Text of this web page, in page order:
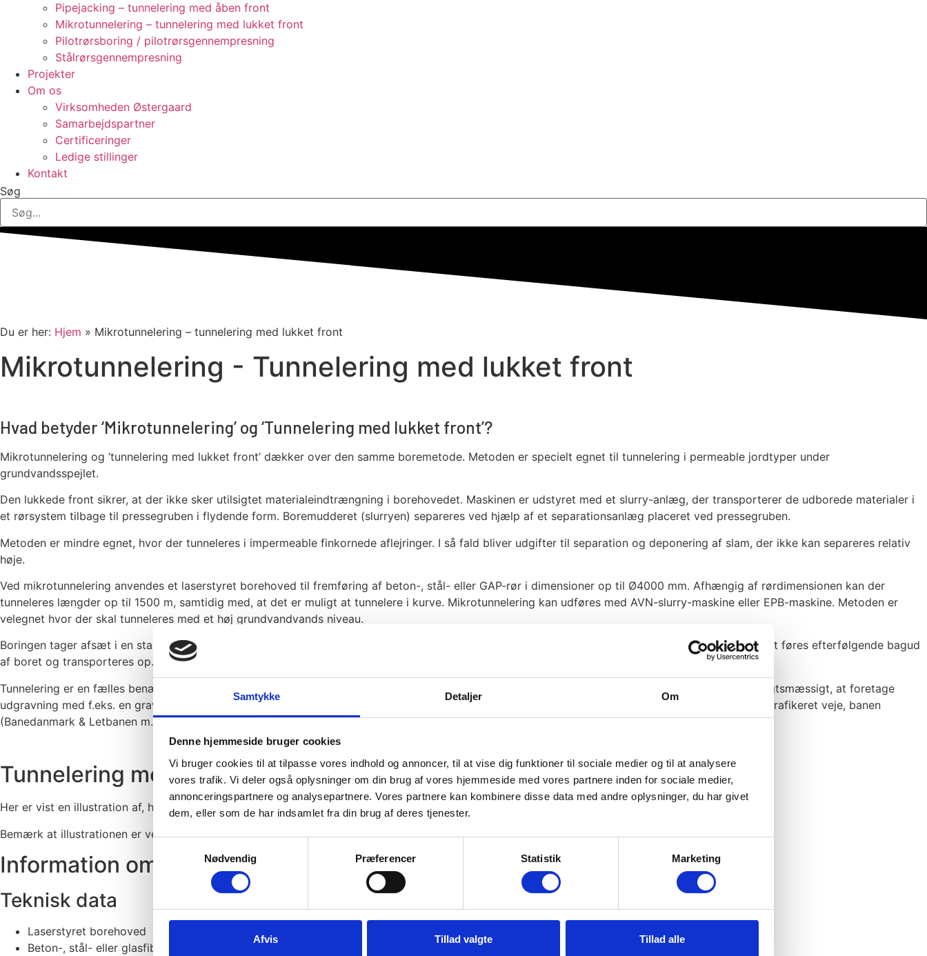
Samtykke Detaljer Om
Denne hjemmeside bruger cookies
Vi bruger cookies til at tilpasse vores indhold og annoncer, til at vise dig funktioner til sociale medier og til at analysere
vores trafik. Vi deler også oplysninger om din brug af vores hjemmeside med vores partnere inden for sociale medier,
annonceringspartnere og analysepartnere. Vores partnere kan kombinere disse data med andre oplysninger, du har givet
dem, eller som de har indsamlet fra din brug af deres tjenester.
Nødvendig
Præferencer Statistik Marketing
Afvis Tillad valgte Tillad alle
Pipejacking – tunnelering med åben front
Mikrotunnelering – tunnelering med lukket front
Pilotrørsboring / pilotrørsgennempresning
Stålrørsgennempresning
Projekter
Om os
Virksomheden Østergaard
Samarbejdspartner
Certificeringer
Ledige stillinger
Kontakt
Søg
Du er her: Hjem » Mikrotunnelering – tunnelering med lukket front
Mikrotunnelering - Tunnelering med lukket front
Hvad betyder ‘Mikrotunnelering’ og ‘Tunnelering med lukket front’?
Mikrotunnelering og ‘tunnelering med lukket front’ dækker over den samme boremetode. Metoden er specielt egnet til tunnelering i permeable jordtyper under
grundvandsspejlet.
Den lukkede front sikrer, at der ikke sker utilsigtet materialeindtrængning i borehovedet. Maskinen er udstyret med et slurry-anlæg, der transporterer de udborede materialer i
et rørsystem tilbage til pressegruben i flydende form. Boremudderet (slurryen) separeres ved hjælp af et separationsanlæg placeret ved pressegruben.
Metoden er mindre egnet, hvor der tunneleres i impermeable finkornede aflejringer. I så fald bliver udgifter til separation og deponering af slam, der ikke kan separeres relativ
høje.
Ved mikrotunnelering anvendes et laserstyret borehoved til fremføring af beton-, stål- eller GAP-rør i dimensioner op til Ø4000 mm. Afhængig af rørdimensionen kan der
tunneleres længder op til 1500 m, samtidig med, at det er muligt at tunnelere i kurve. Mikrotunnelering kan udføres med AVN-slurry-maskine eller EPB-maskine. Metoden er
velegnet hvor der skal tunneleres med et høj grundvandvands niveau.
Boringen tager afsæt i en startgrube, hvorfra boret via hydraulik indpresses i materialet, mens et roterende borehoved løsriver materialet. Materialet føres efterfølgende bagud
af boret og transporteres op. Ved endt gennemboring afmonteres og fjernes borehovedet via en modtagegrube eller -brønd.
Tunnelering er en fælles benævnelse for styrbare metoder i større dimensioner og anvendes ofte i de situationer, hvor det ikke er muligt eller hensigtsmæssigt, at foretage
udgravning med f.eks. en gravemaskine. Metoden kan med fordel anvendes til krydsning af særlig naturfølsomme områder, vandløb, fjor, fredskov trafikeret veje, banen
(Banedanmark & Letbanen m.fl.) samt i byer hvor der ikke ønskes omfattende opgravning af veje og fortov.
Tunnelering med lukket front
Her er vist en illustration af, hvordan metoden tunnelering med lukket front udføres i praksis.
Bemærk at illustrationen er vejledende.
Information om metoden tunnelering med lukket front
Teknisk data
Laserstyret borehoved
Beton-, stål- eller glasfiberrør dim. Ø400-Ø4000 mm